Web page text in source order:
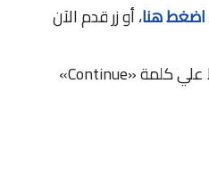
اضغط هنا، أو زر قدم الآن
قم بملئ بياناتك ثم اضغط علي كلمة «Continue»